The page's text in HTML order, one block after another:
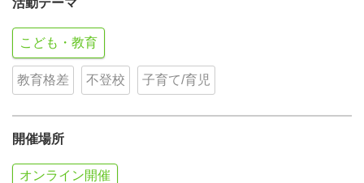
活動テーマ
こども・教育
教育格差 不登校 子育て/育児
開催場所
オンライン開催